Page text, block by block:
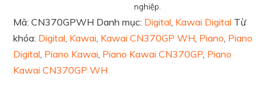
nghiệp.
Mã:CN370GPWH Danh mục: Digital, Kawai Digital Từ
khóa: Digital, Kawai, Kawai CN370GP WH, Piano, Piano
Digital, Piano Kawai, Piano Kawai CN370GP, Piano
Kawai CN370GP WH